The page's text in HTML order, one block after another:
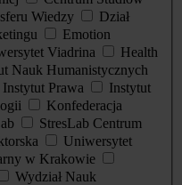
Wiedzy
Dział
Emotion
Viadrina
Health
Nauk Humanistycznych
Instytut Prawa
Instytut
Konfederacja
StresLab Centrum
Uniwersytet
w Krakowie
Wydział Nauk